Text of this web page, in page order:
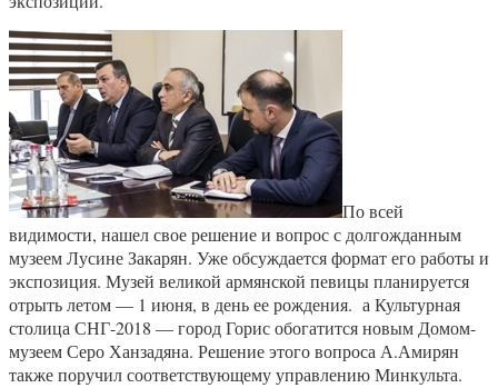
По всей
видимости, нашел свое решение и вопрос с долгожданным
музеем Лусине Закарян. Уже обсуждается формат его работы и
экспозиция. Музей великой армянской певицы планируется
отрыть летом — 1 июня, в день ее рождения. а Культурная
столица СНГ-2018 — город Горис обогатится новым Домом-
музеем Серо Ханзадяна. Решение этого вопроса А.Амирян
также поручил соответствующему управлению Минкульта.